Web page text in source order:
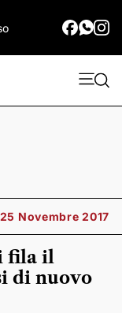
25 Novembre 2017
fila il
di nuovo